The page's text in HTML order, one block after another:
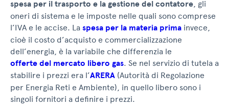
spesa per il trasporto e la gestione del contatore, gli
oneri di sistema e le imposte nelle quali sono comprese
l’IVA e le accise. La spesa per la materia prima invece,
cioè il costo d’acquisto e commercializzazione
dell’energia, è la variabile che differenzia le
offerte del mercato libero gas. Se nel servizio di tutela a
stabilire i prezzi era l’ARERA (Autorità di Regolazione
per Energia Reti e Ambiente), in quello libero sono i
singoli fornitori a definire i prezzi.